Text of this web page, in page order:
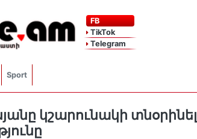
FB
TikTok
Telegram
Sport
կշարունակի